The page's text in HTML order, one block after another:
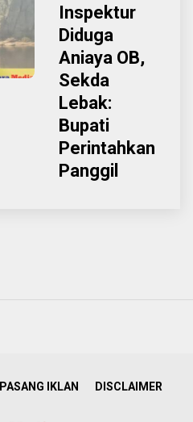
Inspektur
Diduga
Aniaya OB,
Sekda
Lebak:
Bupati
Perintahkan
Panggil
PASANG IKLAN DISCLAIMER